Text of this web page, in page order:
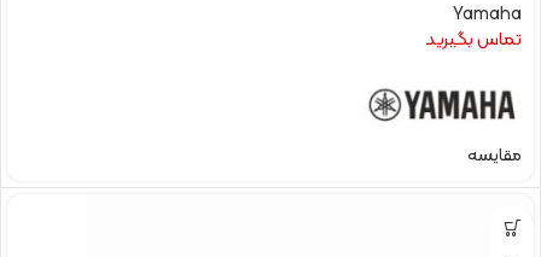
Yamaha
تماس بگیرید
مقایسه